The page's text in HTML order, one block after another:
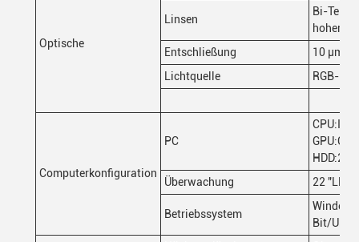
Optische
Linsen
Bi-
hoher
Entschließung
10 μm
Lichtquelle
RGB-Bild
Computerkonfiguration
PC
HDD:2T
Überwachung
22 "LED
Betriebssystem
Bit/